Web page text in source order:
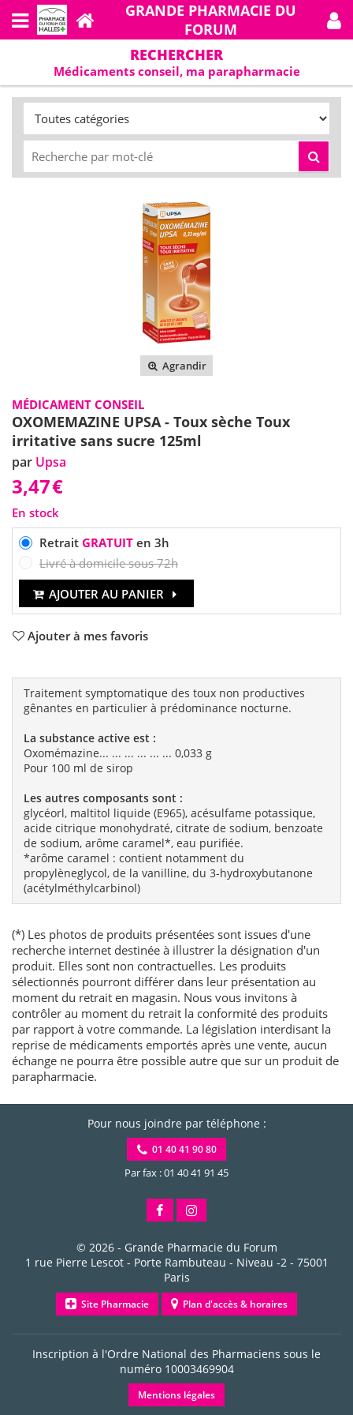
GRANDE PHARMACIE DU
FORUM
RECHERCHER
Médicaments conseil, ma parapharmacie
Agrandir
MÉDICAMENT CONSEIL
OXOMEMAZINE UPSA - Toux sèche Toux
irritative sans sucre 125ml
par Upsa
3,47€
En stock
Retrait GRATUITen 3h
Livré à domicile sous 72h
AJOUTER AU PANIER
Ajouter à mes favoris
Traitement symptomatique des toux non productives
gênantes en particulier à prédominance nocturne.
La substance active est :
Oxomémazine... ... ... ... ... ... 0,033 g
Pour 100 ml de sirop
Les autres composants sont :
glycéorl, maltitol liquide (E965), acésulfame potassique,
acide citrique monohydraté, citrate de sodium, benzoate
de sodium, arôme caramel*, eau purifiée.
*arôme caramel : contient notamment du
propylèneglycol, de la vanilline, du 3-hydroxybutanone
(acétylméthylcarbinol)
(*) Les photos de produits présentées sont issues d'une
recherche internet destinée à illustrer la désignation d'un
produit. Elles sont non contractuelles. Les produits
sélectionnés pourront différer dans leur présentation au
moment du retrait en magasin. Nous vous invitons à
contrôler au moment du retrait la conformité des produits
par rapport à votre commande. La législation interdisant la
reprise de médicaments emportés après une vente, aucun
échange ne pourra être possible autre que sur un produit de
parapharmacie.
Pour nous joindre par téléphone :
01 40 41 90 80
Par fax : 01 40 41 91 45
© 2026 - Grande Pharmacie du Forum
1 rue Pierre Lescot - Porte Rambuteau - Niveau -2- 75001
Paris
Site Pharmacie Plan d'accès & horaires
Inscription à l'Ordre National des Pharmaciens sous le
numéro 10003469904
Mentions légales